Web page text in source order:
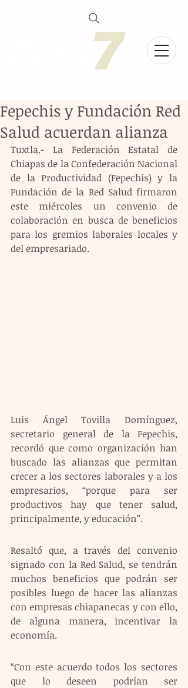
Fepechis y Fundación Red
Salud acuerdan alianza
Tuxtla.- La Federación Estatal de
Chiapas de la Confederación Nacional
de la Productividad (Fepechis) y la
Fundación de la Red Salud firmaron
este miércoles un convenio de
colaboración en busca de beneficios
para los gremios laborales locales y
del empresariado.
Luis Ángel Tovilla Domínguez,
secretario general de la Fepechis,
recordó que como organización han
buscado las alianzas que permitan
crecer a los sectores laborales y a los
empresarios, “porque para ser
productivos hay que tener salud,
principalmente, y educación”.
Resaltó que, a través del convenio
signado con la Red Salud, se tendrán
muchos beneficios que podrán ser
posibles luego de hacer las alianzas
con empresas chiapanecas y con ello,
de alguna manera, incentivar la
economía.
“Con este acuerdo todos los sectores
que lo deseen podrían ser